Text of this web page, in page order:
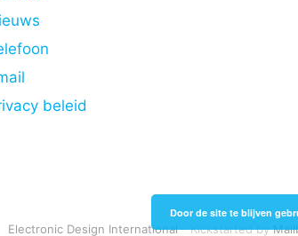
beleid
Electronic Design International- Kickstarted by
Door de site te blijven